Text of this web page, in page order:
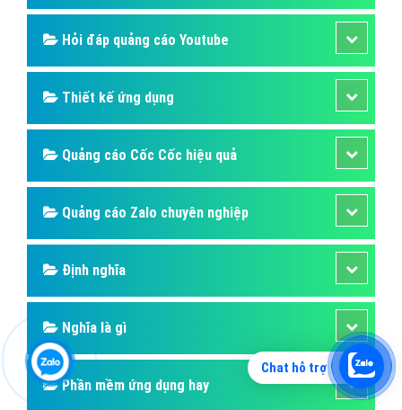
Hỏi đáp quảng cáo Youtube
Thiết kế ứng dụng
Quảng cáo Cốc Cốc hiệu quả
Quảng cáo Zalo chuyên nghiệp
Định nghĩa
Nghĩa là gì
Phần mềm ứng dụng hay
Chat hỗ trợ